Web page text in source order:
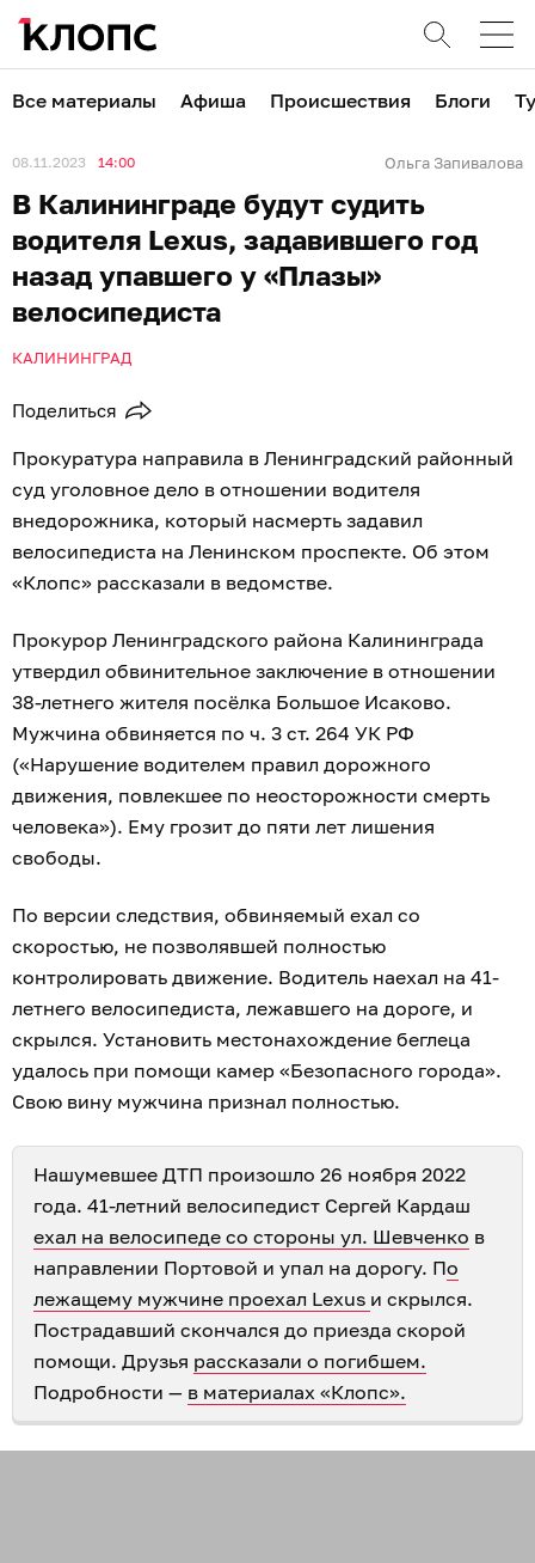
Все материалы Афиша Происшествия Блоги
08.11.2023 14:00 Ольга Запивалова
В Калининграде будут судить
водителя Lexus, задавившего год
назад упавшего у «Плазы»
велосипедиста
КАЛИНИНГРАД
Поделиться
Прокуратура направила в Ленинградский районный
суд уголовное дело в отношении водителя
внедорожника, который насмерть задавил
велосипедиста на Ленинском проспекте. Об этом
«Клопс» рассказали в ведомстве.
Прокурор Ленинградского района Калининграда
утвердил обвинительное заключение в отношении
38-летнего жителя посёлка Большое Исаково.
Мужчина обвиняется по ч. 3 ст. 264 УК РФ
(«Нарушение водителем правил дорожного
движения, повлекшее по неосторожности смерть
человека»). Ему грозит до пяти лет лишения
свободы.
По версии следствия, обвиняемый ехал со
скоростью, не позволявшей полностью
контролировать движение. Водитель наехал на 41-
летнего велосипедиста, лежавшего на дороге, и
скрылся. Установить местонахождение беглеца
удалось при помощи камер «Безопасного города».
Свою вину мужчина признал полностью.
Нашумевшее ДТП произошло 26 ноября 2022
года. 41-летний велосипедист Сергей Кардаш
ехал на велосипеде со стороны ул. Шевченко в
направлении Портовой и упал на дорогу. По
лежащему мужчине проехал Lexus и скрылся.
Пострадавший скончался до приезда скорой
помощи. Друзья рассказали о погибшем.
Подробности — в материалах «Клопс».